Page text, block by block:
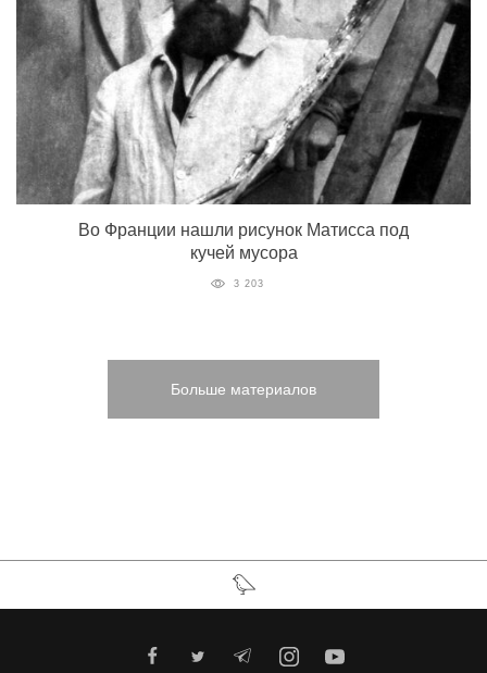
Во Франции нашли рисунок Матисса под
кучей мусора
3 203
Больше материалов